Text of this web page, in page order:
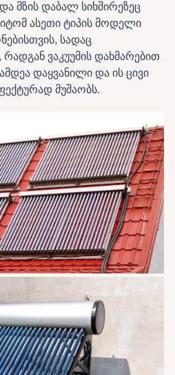
მზის დაბალ სიხშირეზეც
ასეთი ტიპის მოდელი
სადაც
ვაკუუმის დახმარებით
დაყვანილი და ის ცივი
მუშაობს.